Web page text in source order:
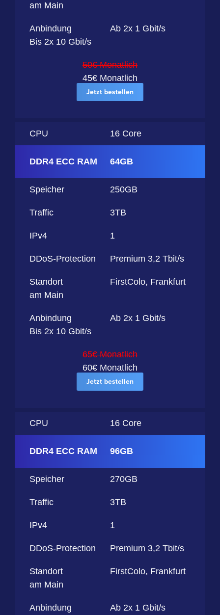
am Main
Anbindung
Ab 2x 1 Gbit/s
Bis 2x 10 Gbit/s
50€ Monatlich
45€ Monatlich
Jetzt bestellen
CPU 16 Core
DDR4 ECC RAM 64GB
Speicher 250GB
Traffic 3TB
IPv4 1
DDoS-Protection Premium 3,2 Tbit/s
Standort
FirstColo, Frankfurt
am Main
Anbindung
Ab 2x 1 Gbit/s
Bis 2x 10 Gbit/s
65€ Monatlich
60€ Monatlich
Jetzt bestellen
CPU 16 Core
DDR4 ECC RAM 96GB
Speicher 270GB
Traffic 3TB
IPv4 1
DDoS-Protection Premium 3,2 Tbit/s
Standort
FirstColo, Frankfurt
am Main
Anbindung Ab 2x 1 Gbit/s